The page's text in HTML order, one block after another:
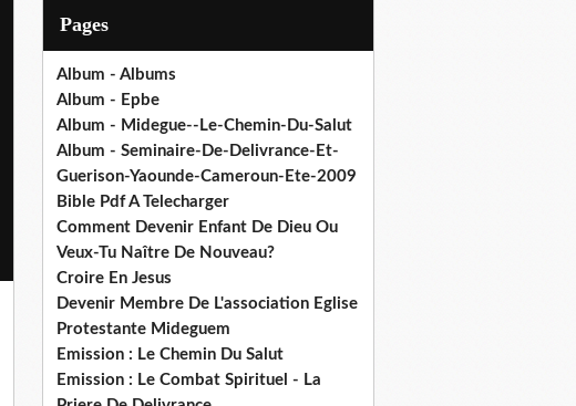
Pages
Album - Albums
Album - Epbe
Album - Midegue--Le-Chemin-Du-Salut
Album - Seminaire-De-Delivrance-Et-
Guerison-Yaounde-Cameroun-Ete-2009
Bible Pdf A Telecharger
Comment Devenir Enfant De Dieu Ou
Veux-Tu Naître De Nouveau?
Croire En Jesus
Devenir Membre De L'association Eglise
Protestante Mideguem
Emission : Le Chemin Du Salut
Emission : Le Combat Spirituel - La